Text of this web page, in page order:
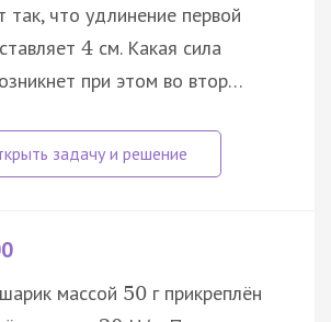
так, что удлинение первой
4 см. Какая сила
при этом во втор…
массой 50 г прикреплён